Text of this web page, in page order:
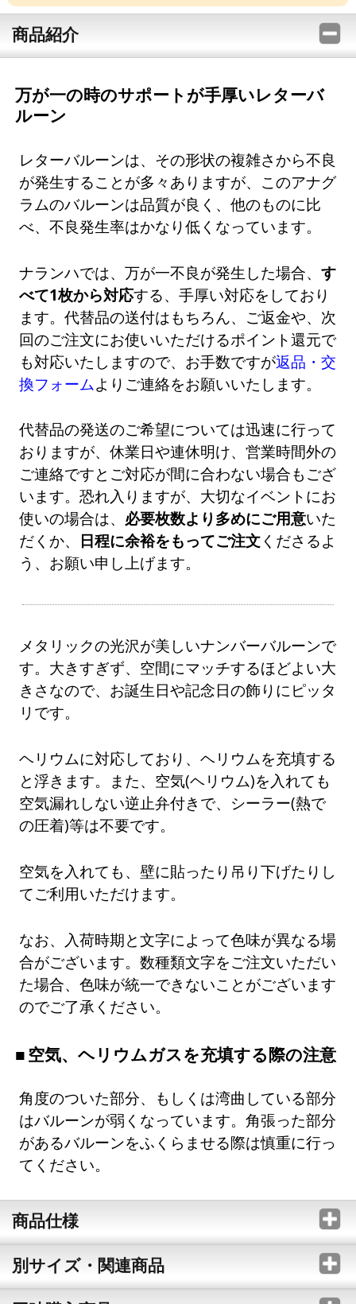
商品紹介
万が一の時のサポートが手厚いレターバ
ルーン
レターバルーンは、その形状の複雑さから不良
が発生することが多々ありますが、このアナグ
ラムのバルーンは品質が良く、他のものに比
べ、不良発生率はかなり低くなっています。
ナランハでは、万が一不良が発生した場合、す
べて1枚から対応する、手厚い対応をしており
ます。代替品の送付はもちろん、ご返金や、次
回のご注文にお使いいただけるポイント還元で
も対応いたしますので、お手数ですが返品・交
換フォームよりご連絡をお願いいたします。
代替品の発送のご希望については迅速に行って
おりますが、休業日や連休明け、営業時間外の
ご連絡ですとご対応が間に合わない場合もござ
います。恐れ入りますが、大切なイベントにお
使いの場合は、 必要枚数より多めにご用意いた
だくか、
日程に余裕をもってご注文 くださるよ
う、お願い申し上げます。
メタリックの光沢が美しいナンバーバルーンで
す。大きすぎず、空間にマッチするほどよい大
きさなので、お誕生日や記念日の飾りにピッタ
リです。
ヘリウムに対応しており、ヘリウムを充填する
と浮きます。また、空気(ヘリウム)を入れても
空気漏れしない逆止弁付きで、シーラー(熱で
の圧着)等は不要です。
空気を入れても、壁に貼ったり吊り下げたりし
てご利用いただけます。
なお、入荷時期と文字によって色味が異なる場
合がございます。数種類文字をご注文いただい
た場合、色味が統一できないことがございます
のでご了承ください。
空気、ヘリウムガスを充填する際の注意
角度のついた部分、もしくは湾曲している部分
はバルーンが弱くなっています。角張った部分
があるバルーンをふくらませる際は慎重に行っ
てください。
商品仕様
別サイズ・関連商品